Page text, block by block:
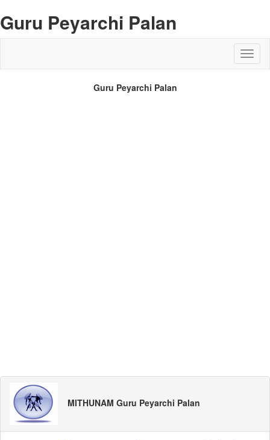
Guru Peyarchi Palan
Guru Peyarchi Palan
MITHUNAM Guru Peyarchi Palan